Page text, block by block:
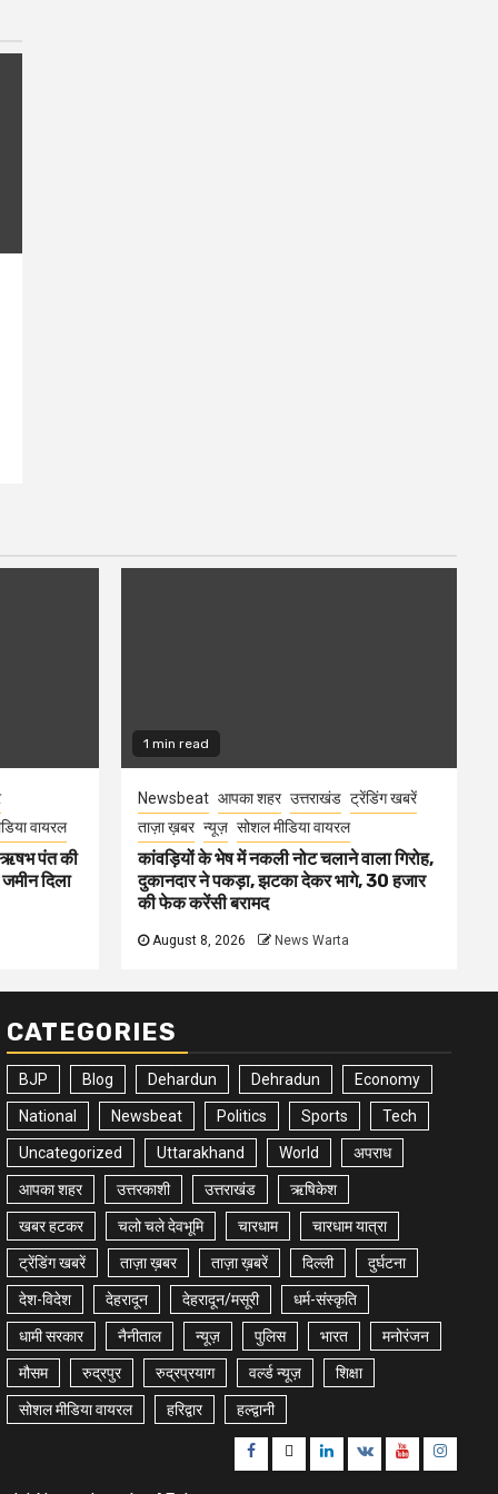
वायरल
पंत की
दिला
1 min read
Newsbeat आपका शहर उत्तराखंड ट्रेंडिंग खबरें
ताज़ा ख़बर न्यूज़ सोशल मीडिया वायरल
कांवड़ियों के भेष में नकली नोट चलाने वाला गिरोह,
दुकानदार ने पकड़ा, झटका देकर भागे, 30 हजार
की फेक करेंसी बरामद
August 8, 2026 News Warta
CATEGORIES
BJP Blog Dehardun Dehradun Economy
National Newsbeat Politics Sports Tech
Uncategorized Uttarakhand World अपराध
आपका शहर उत्तरकाशी उत्तराखंड ऋषिकेश
खबर हटकर चलो चले देवभूमि चारधाम चारधाम यात्रा
ट्रेंडिंग खबरें ताज़ा ख़बर ताज़ा ख़बरें दिल्ली दुर्घटना
देश-विदेश देहरादून देहरादून/मसूरी धर्म-संस्कृति
धामी सरकार नैनीताल न्यूज़ पुलिस भारत मनोरंजन
मौसम रुद्रपुर रुद्रप्रयाग वर्ल्ड न्यूज़ शिक्षा
सोशल मीडिया वायरल हरिद्वार हल्द्वानी
Facebook
TwitterLinkedin
VK Youtube